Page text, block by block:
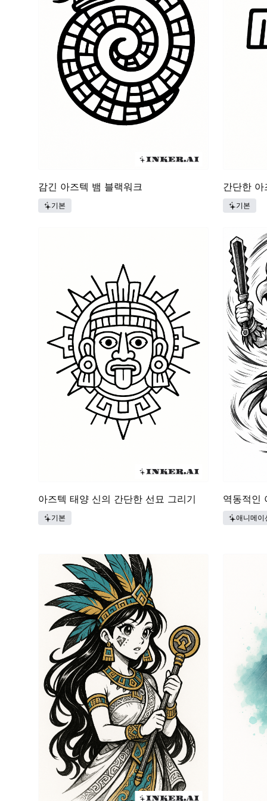
감긴 아즈텍 뱀 블랙워크
기본
간단한
기본
아즈텍 태양 신의 간단한 선묘 그리기
기본
역동적인
애니메이